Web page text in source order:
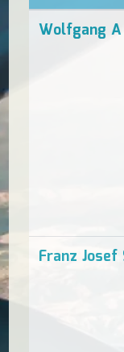
Wolfgang
Franz